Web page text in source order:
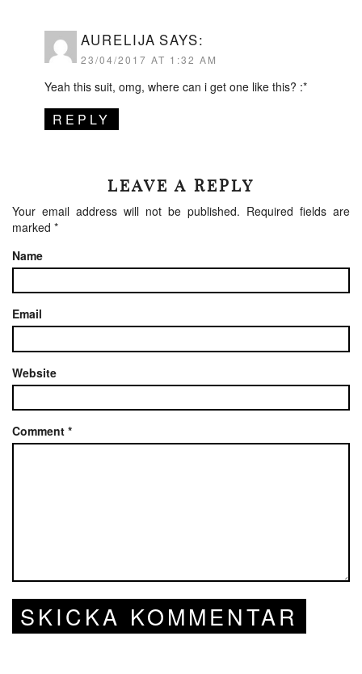
AURELIJA SAYS:
23/04/2017 AT 1:32 AM
Yeah this suit, omg, where can i get one like this? :*
REPLY
LEAVE A REPLY
Your email address will not be published. Required fields are
marked *
Name
Email
Website
Comment *
SKICKA KOMMENTAR